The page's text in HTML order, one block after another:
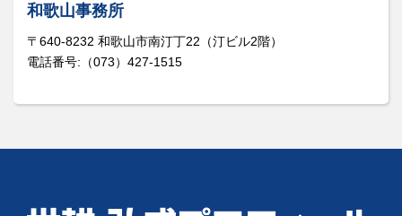
和歌山事務所
〒640-8232 和歌山市南汀丁22（汀ビル2階）
電話番号:（073）427-1515